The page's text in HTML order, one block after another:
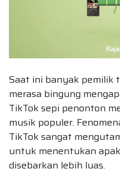
Saat ini banyak pemilik
merasa bingung
TikTok sepi penonton
musik populer.
TikTok sangat
untuk menentukan
disebarkan lebih luas.